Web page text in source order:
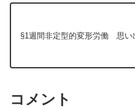
§1週間非定型的変形労働 思い
コメント